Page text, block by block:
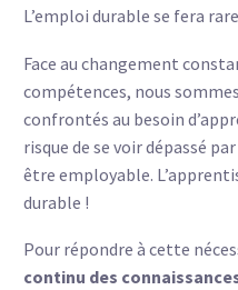
L’emploi durable se fera
Face au changement
compétences, nous
confrontés au besoin
risque de se voir dépassé
être employable.
durable !
Pour répondre à cette
continu des